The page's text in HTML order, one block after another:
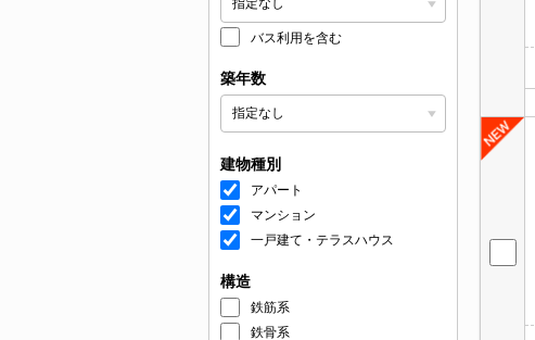
バス利用を含む
築年数
建物種別
アパート
マンション
一戸建て・テラスハウス
構造
鉄筋系
鉄骨系